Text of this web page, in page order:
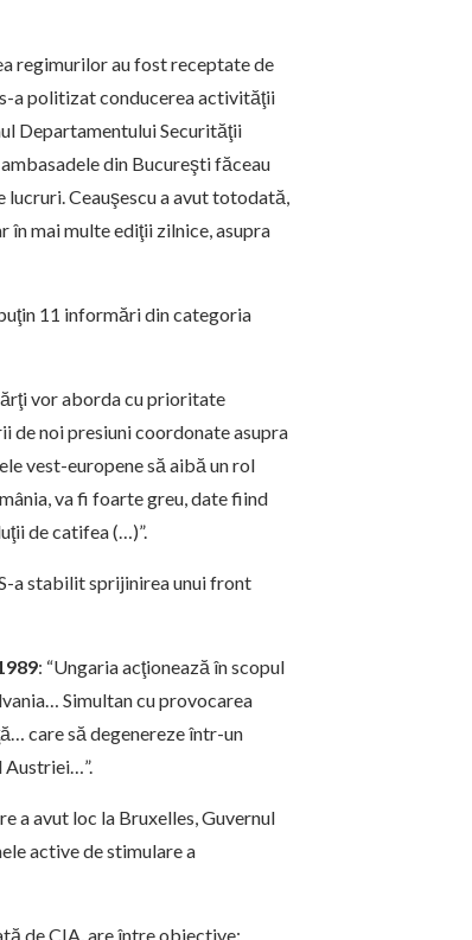
regimurilor au fost receptate de
s-a politizat conducerea activităţii
Departamentului Securităţii
din Bucureşti făceau
lucruri. Ceauşescu a avut totodată,
în mai multe ediţii zilnice, asupra
11 informări din categoria
vor aborda cu prioritate
noi presiuni coordonate asupra
vest-europene să aibă un rol
va fi foarte greu, date fiind
de catifea (…)”.
a stabilit sprijinirea unui front
: “Ungaria acţionează în scopul
Simultan cu provocarea
care să degenereze într-un
Austriei…”.
a avut loc la Bruxelles, Guvernul
active de stimulare a
de CIA, are între obiective: